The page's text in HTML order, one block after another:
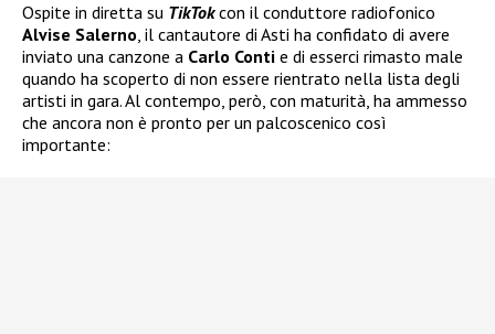
Ospite in diretta su TikTokcon il conduttore radiofonico
Alvise Salerno, il cantautore di Asti ha confidato di avere
inviato una canzone a Carlo Conti e di esserci rimasto male
quando ha scoperto di non essere rientrato nella lista degli
artisti in gara. Al contempo, però, con maturità, ha ammesso
che ancora non è pronto per un palcoscenico così
importante: